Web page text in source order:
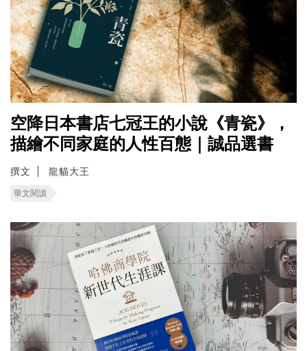
空降日本書店七冠王的小說《青瓷》，
描繪不同家庭的人性百態｜誠品選書
撰文 龍貓大王
華文閱讀